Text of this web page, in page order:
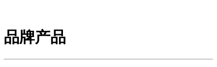
品牌产品